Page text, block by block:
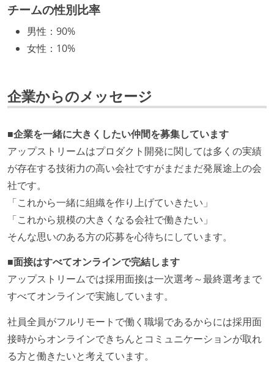
開発メンバーの裁量
OS やエディタ、IDE といった個人の環境は、各自の責
任で好きなものを使うことができる
タスクの見積もりは、実装を担当するメンバーが中心
全体のスケジュール管理は、途中の成果を随時確認し
ながら、納期または盛り込む機能を柔軟に調整する形
で行う
プロダクトの開発言語やフレームワークなど主要な構
成技術は、基本的に最新版より1年以上ビハインドし
ていない
本番にデプロイされるコードには、全てコードレビュ
ーまたはペアプログラミングを実施している
「リファクタリングは随時行われるべき」という価値
観をメンバー全員が共有しており、日常的に実施して
いる
提出されたコードには自動的にリグレッションテスト
チームの性別比率
男性 ： 90%
女性 ： 10%
企業からのメッセージ
■企業を一緒に大きくしたい仲間を募集しています
アップストリームはプロダクト開発に関しては多くの実績
が存在する技術力の高い会社ですがまだまだ発展途上の会
社です。
「これから一緒に組織を作り上げていきたい」
「これから規模の大きくなる会社で働きたい」
そんな思いのある方の応募を心待ちにしています。
■面接はすべてオンラインで完結します
アップストリームでは採用面接は一次選考～最終選考まで
すべてオンラインで実施しています。
社員全員がフルリモートで働く職場であるからには採用面
接時からオンラインできちんとコミュニケーションが取れ
る方と働きたいと考えています。